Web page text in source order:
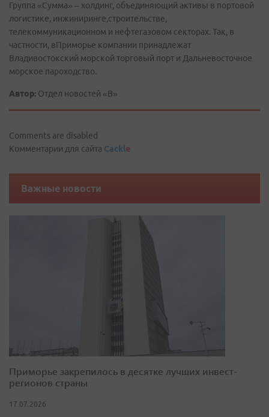
Группа «Сумма» – холдинг, объединяющий активы в портовой
логистике, инжиниринге,строительстве,
телекоммуникационном и нефтегазовом секторах. Так, в
частности, вПриморье компании принадлежат
Владивостокский морской торговый порт и Дальневосточное
морское пароходство.
Автор: Отдел новостей «В»
Comments are disabled
Комментарии для сайта Cackle
Важные новости
Приморье закрепилось в десятке лучших инвест-
регионов страны
17.07.2026